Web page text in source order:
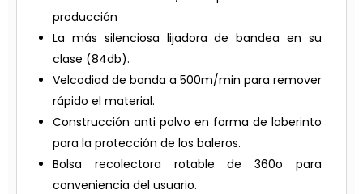
producción
La más silenciosa lijadora de bandea en su
clase (84db).
Velcodiad de banda a 500m/min para remover
rápido el material.
Construcción anti polvo en forma de laberinto
para la protección de los baleros.
Bolsa recolectora rotable de 360o para
conveniencia del usuario.